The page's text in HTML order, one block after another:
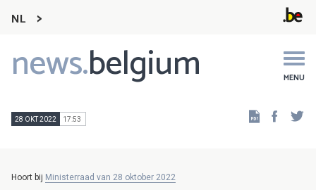
NL
news.belgium MENU
Main
navigation
28 OKT 2022 17:53
Hoort bij Ministerraad van 28 oktober 2022